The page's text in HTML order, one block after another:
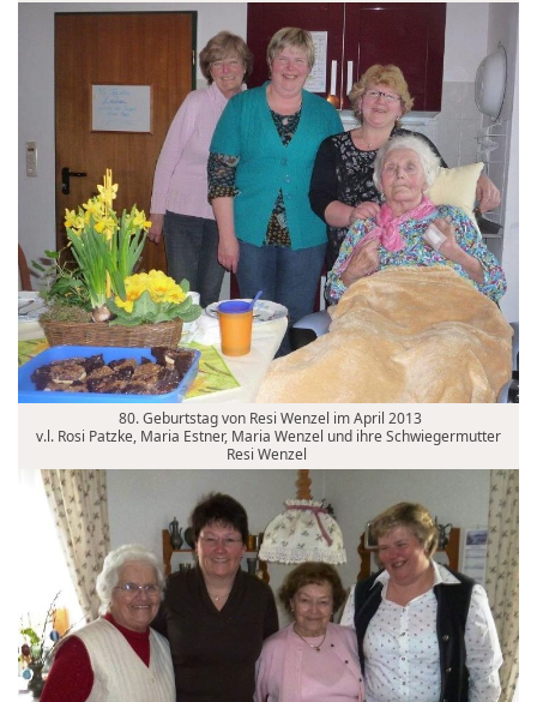
80. Geburtstag von Resi Wenzel im April 2013
v.l. Rosi Patzke, Maria Estner, Maria Wenzel und ihre Schwiegermutter
Resi Wenzel